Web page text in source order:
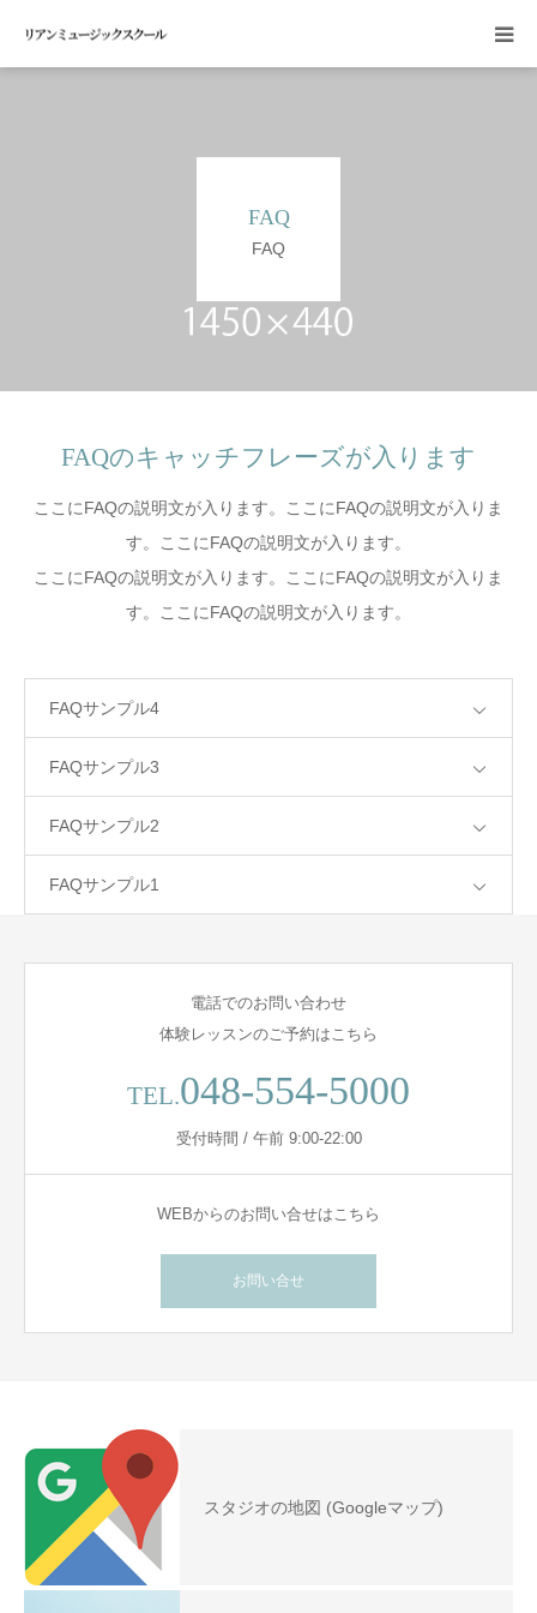
FAQ
FAQ
FAQのキャッチフレーズが入ります
ここにFAQの説明文が入ります。ここにFAQの説明文が入りま
す。ここにFAQの説明文が入ります。
ここにFAQの説明文が入ります。ここにFAQの説明文が入りま
す。ここにFAQの説明文が入ります。
FAQサンプル4
FAQサンプル3
FAQサンプル2
FAQサンプル1
電話でのお問い合わせ
体験レッスンのご予約はこちら
TEL.048-554-5000
受付時間 / 午前 9:00-22:00
WEBからのお問い合せはこちら
お問い合せ
スタジオの地図 (Googleマップ)
体験レッスン申し込み